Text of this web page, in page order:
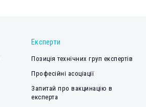
Експерти
Позиція технічних груп експертів
Професійні асоціації
Запитай про вакцинацію в
експерта